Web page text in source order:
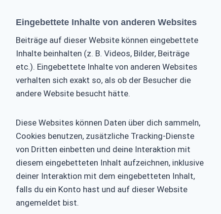
Eingebettete Inhalte von anderen Websites
Beiträge auf dieser Website können eingebettete
Inhalte beinhalten (z. B. Videos, Bilder, Beiträge
etc.). Eingebettete Inhalte von anderen Websites
verhalten sich exakt so, als ob der Besucher die
andere Website besucht hätte.
Diese Websites können Daten über dich sammeln,
Cookies benutzen, zusätzliche Tracking-Dienste
von Dritten einbetten und deine Interaktion mit
diesem eingebetteten Inhalt aufzeichnen, inklusive
deiner Interaktion mit dem eingebetteten Inhalt,
falls du ein Konto hast und auf dieser Website
angemeldet bist.